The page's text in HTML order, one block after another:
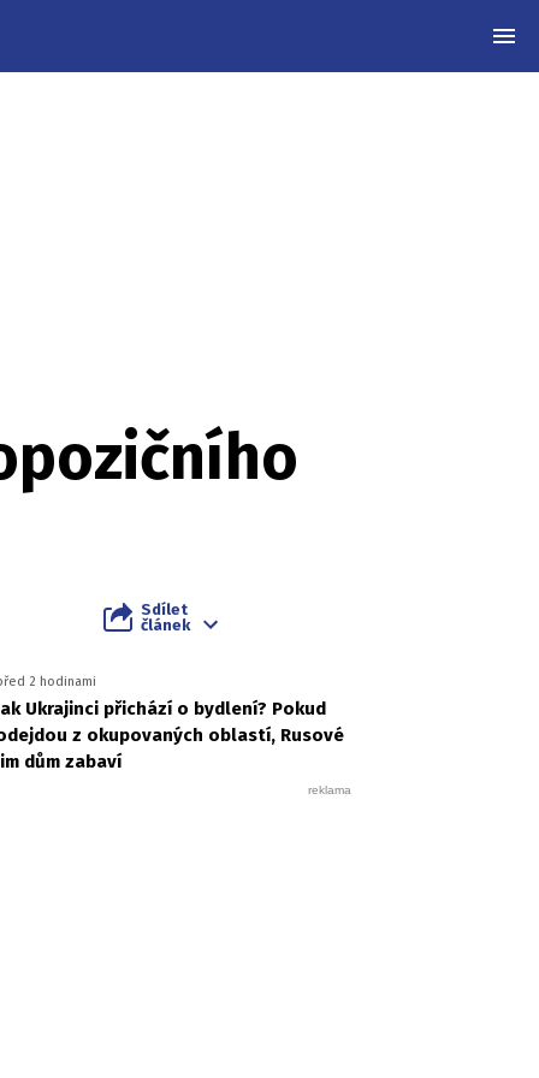
Sdílet
článek
2 hodinami
Ukrajinci přichází o bydlení? Pokud
z okupovaných oblastí, Rusové
dům zabaví